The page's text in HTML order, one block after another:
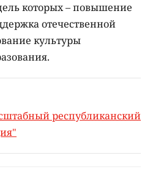
которых –повышение
отечественной
культуры
республиканский